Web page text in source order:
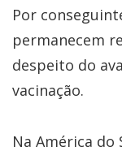
Por
permanecem
despeito do
vacinação.
Na América do